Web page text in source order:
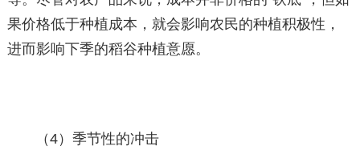
果价格低于种植成本，就会影响农民的种植积极性，
进而影响下季的稻谷种植意愿。
（4）季节性的冲击